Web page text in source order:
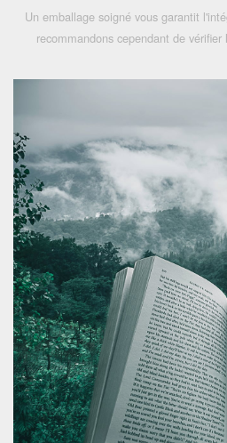
Un emballage soigné vous garantit
recommandons cependant de